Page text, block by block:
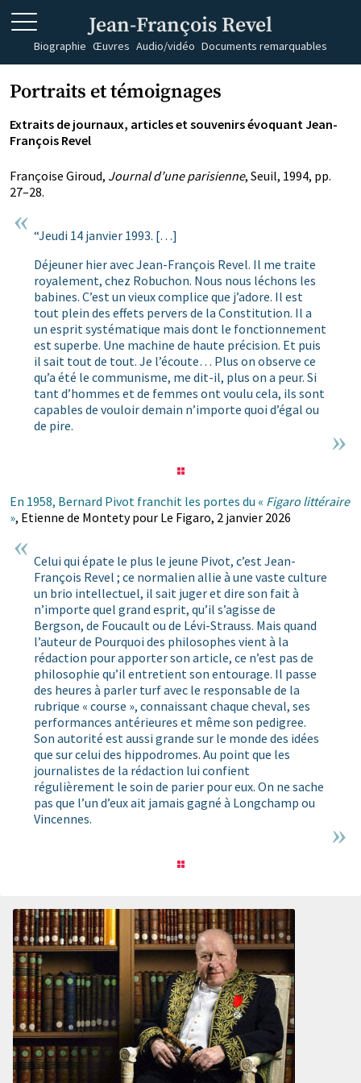
Jean-François Revel
Biographie Œuvres Audio/vidéo Documents remarquables
Portraits et témoignages
Extraits de journaux, articles et souvenirs évoquant Jean-
François Revel
Françoise Giroud, Journal d’une parisienne, Seuil, 1994, pp.
27–28.
“Jeudi 14 janvier 1993. […]
Déjeuner hier avec Jean-François Revel. Il me traite
royalement, chez Robuchon. Nous nous léchons les
babines. C’est un vieux complice que j’adore. Il est
tout plein des effets pervers de la Constitution. Il a
un esprit systématique mais dont le fonctionnement
est superbe. Une machine de haute précision. Et puis
il sait tout de tout. Je l’écoute… Plus on observe ce
qu’a été le communisme, me dit-il, plus on a peur. Si
tant d’hommes et de femmes ont voulu cela, ils sont
capables de vouloir demain n’importe quoi d’égal ou
de pire.
En 1958, Bernard Pivot franchit les portes du « Figaro littéraire
», Etienne de Montety pour Le Figaro, 2 janvier 2026
Celui qui épate le plus le jeune Pivot, c’est Jean-
François Revel ; ce normalien allie à une vaste culture
un brio intellectuel, il sait juger et dire son fait à
n’importe quel grand esprit, qu’il s’agisse de
Bergson, de Foucault ou de Lévi-Strauss. Mais quand
l’auteur de Pourquoi des philosophes vient à la
rédaction pour apporter son article, ce n’est pas de
philosophie qu’il entretient son entourage. Il passe
des heures à parler turf avec le responsable de la
rubrique « course », connaissant chaque cheval, ses
performances antérieures et même son pedigree.
Son autorité est aussi grande sur le monde des idées
que sur celui des hippodromes. Au point que les
journalistes de la rédaction lui confient
régulièrement le soin de parier pour eux. On ne sache
pas que l’un d’eux ait jamais gagné à Longchamp ou
Vincennes.